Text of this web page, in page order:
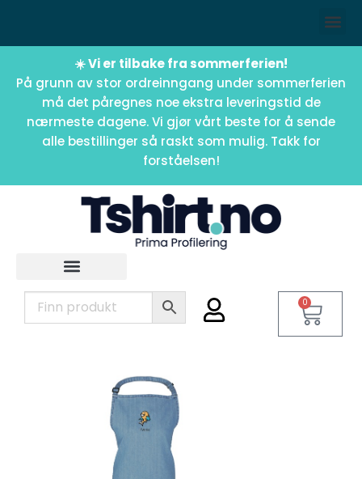
☀️ Vi er tilbake fra sommerferien!
På grunn av stor ordreinngang under sommerferien
må det påregnes noe ekstra leveringstid de
nærmeste dagene. Vi gjør vårt beste for å sende
alle bestillinger så raskt som mulig. Takk for
forståelsen!
0